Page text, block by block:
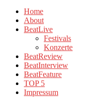
Home
About
BeatLive
Festivals
Konzerte
BeatReview
BeatInterview
BeatFeature
TOP 5
Impressum